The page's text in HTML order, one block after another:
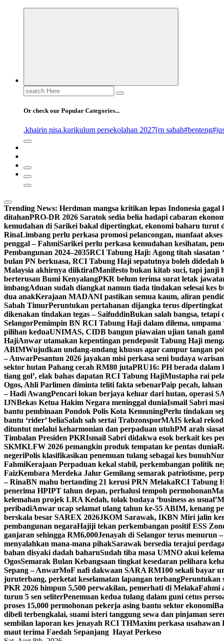
Search
for:
Or check our Popular Categories...
.khairin nisa.kurikulum persekolahan 2027[rn sabah#benteng
Trending News: Herdman mangsa kritikan lepas Indonesia
ditahanPRO-DR 2026 Saratok sedia belia hadapi cabaran
kemudahan di Sarikei bakal dipertingkat, ekonomi baharu turut
RinaLimbang perlu perkasa promosi pelancongan, manfaat
penggal – FahmiSarikei perlu perkasa kemudahan kesihatan,
Pembangunan 2024–2035RCI Tabung Haji: Agong titah siasatan
bulan PN berkuasa, RCI Tabung Haji sepatutnya boleh didedah
Malaysia akhirnya diiktirafManifesto bukan kitab suci, tapi janji
berterusan Bumi KenyalangPKR belum terima surat letak
imbangAduan sudah diangkat namun tiada tindakan selesai kes
dua anakKerajaan MADANI pastikan semua kaum, aliran
Sabah TimurPeruntukan pertahanan dijangka terus
dikenakan tindakan tegas – SaifuddinBukan salah bangsa,
SelangorPemimpin BN RCI Tabung Haji dalam dilema, umpama
pilihan keduaUNIMAS, CIDB bangun piawaian ujian tanah
HajiAnwar utamakan kepentingan pendeposit Tabung Haji
ABIMWujudkan undang-undang khusus agar campur tangan
– AnwarPesantun 2026 jayakan misi perkasa seni budaya
sektor hutan Pahang cecah RM80 jutaPRU16: PH berada dalam
tiang gol’, elak bahas dapatan RCI Tabung HajiMustapha rai
Ogos, Ahli Parlimen diminta teliti fakta sebenarPaip pecah,
– Hadi AwangPencari lokan berjaya keluar dari hutan, operasi
IJNBekas Ketua Hakim Negara meninggal duniaIsmail Sabri
bantu pembinaan Pondok Polis Kota KemuningPerlu tindakan
bantu ‘rider’ beliaSalah sah sertai TrabzonsporMAIS kekal rekod
dituntut melalui keharmonian dan perpaduan utuhPM arah
Timbalan Presiden PKRIsmail Sabri didakwa esok berkait kes
SKMKLFW 2026 pemangkin produk tempatan ke pentas dunia
negeriPolis klasifikasikan penemuan tulang sebagai kes bunuh
FahmiKerajaan Perpaduan kekal stabil, perkembangan politik
FaizKembara Merdeka Jalur Gemilang semarak patriotisme,
– RinaBN mahu bertanding 21 kerusi PRN MelakaRCI Tabung
penerima HPIPT tahun depan, perhalusi tempoh permohonan
kelemahan projek LRA Kedah, tolak budaya ‘business as usual’
peribadiAnwar ucap selamat ulang tahun ke-55 ABIM, kenang
berskala besar SAREX 2026JKOM Sarawak, IKBN Miri jalin
pembangunan negaraHajiji tekan perkembangan positif ESS
ganjaran sehingga RM6,000Jenayah di Selangor terus menurun
menyalahkan mana-mana pihakSarawak bersedia terajui
bahan disyaki dadah baharuSudah tiba masa UMNO akui
OgosSemarak Bulan Kebangsaan tingkat kesedaran pelihara
Sepang – AnwarMoF nafi dakwaan SARA RM100 sekali bayar
juruterbang, perketat keselamatan lapangan terbangPeruntukan
PKR 2026 himpun 5,500 perwakilan, pemerhati di MelakaFahmi
turun 5 sen seliterPenemuan kedua tulang dalam guni cetus
proses 15,000 permohonan pekerja asing bantu sektor ekonomi
dibeli terbengkalai, suami isteri tanggung sewa dan pinjaman
sembilan laporan kes jenayah RCI THMaxim perkasa usahawan
maut terima Faedah Sepanjang Hayat Perkeso